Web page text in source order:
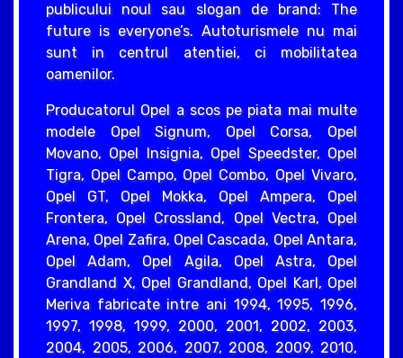
publicului noul sau slogan de brand: The
future is everyone’s. Autoturismele nu mai
sunt in centrul atentiei, ci mobilitatea
oamenilor.
Producatorul Opel a scos pe piata mai multe
modele Opel Signum, Opel Corsa, Opel
Movano, Opel Insignia, Opel Speedster, Opel
Tigra, Opel Campo, Opel Combo, Opel Vivaro,
Opel GT, Opel Mokka, Opel Ampera, Opel
Frontera, Opel Crossland, Opel Vectra, Opel
Arena, Opel Zafira, Opel Cascada, Opel Antara,
Opel Adam, Opel Agila, Opel Astra, Opel
Grandland X, Opel Grandland, Opel Karl, Opel
Meriva fabricate intre ani 1994, 1995, 1996,
1997, 1998, 1999, 2000, 2001, 2002, 2003,
2004, 2005, 2006, 2007, 2008, 2009, 2010,